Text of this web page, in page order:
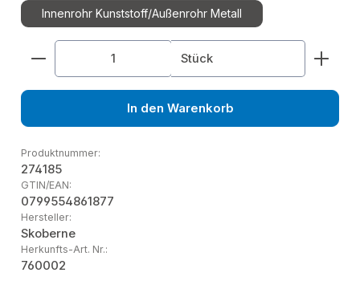
Innenrohr Kunststoff/Außenrohr Metall
Produkt Anzahl: Gib den gewünschten Wert
Stück
In den Warenkorb
Produktnummer:
274185
GTIN/EAN:
0799554861877
Hersteller:
Skoberne
Herkunfts-Art. Nr.:
760002